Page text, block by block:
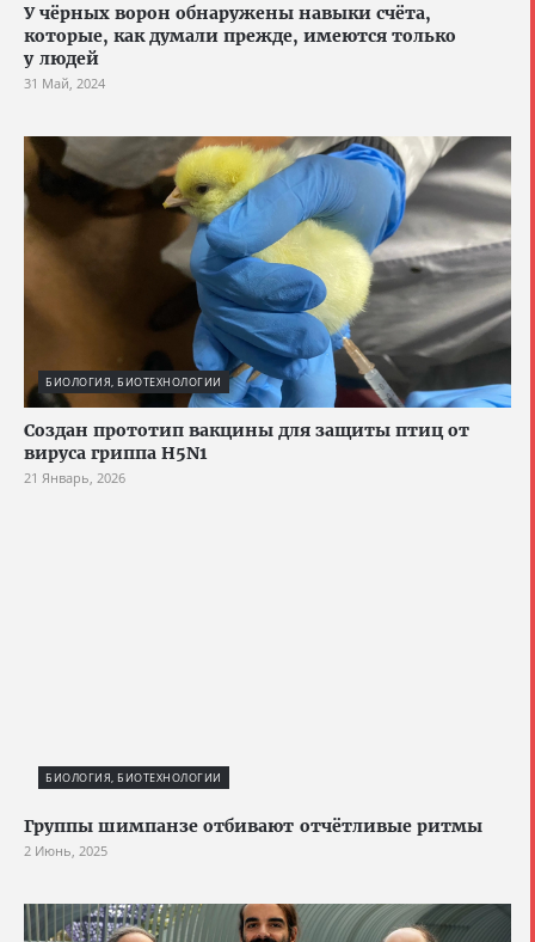
У чёрных ворон обнаружены навыки счёта,
которые, как думали прежде, имеются только
у людей
31 Май, 2024
БИОЛОГИЯ, БИОТЕХНОЛОГИИ
Создан прототип вакцины для защиты птиц от
вируса гриппа H5N1
21 Январь, 2026
БИОЛОГИЯ, БИОТЕХНОЛОГИИ
Группы шимпанзе отбивают отчётливые ритмы
2 Июнь, 2025